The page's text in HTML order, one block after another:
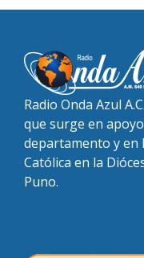
Radio Onda Azul
que surge en
departamento y en
Católica en la
Puno.